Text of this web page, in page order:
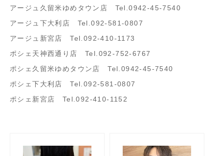
アージュ久留米ゆめタウン店 Tel.0942-45-7540
アージュ下大利店 Tel.092-581-0807
アージュ新宮店 Tel.092-410-1173
ポシェ天神西通り店 Tel.092-752-6767
ポシェ久留米ゆめタウン店 Tel.0942-45-7540
ポシェ下大利店 Tel.092-581-0807
ポシェ新宮店 Tel.092-410-1152